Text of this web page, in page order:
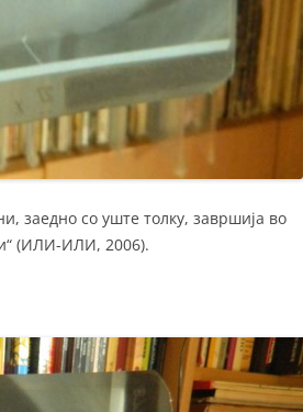
заедно со уште толку, завршија во
(ИЛИ-ИЛИ, 2006).